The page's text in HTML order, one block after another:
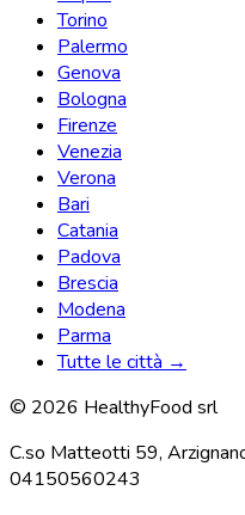
Torino
Palermo
Genova
Bologna
Firenze
Venezia
Verona
Bari
Catania
Padova
Brescia
Modena
Parma
Tutte le città →
© 2026 HealthyFood srl
C.so Matteotti 59,
04150560243